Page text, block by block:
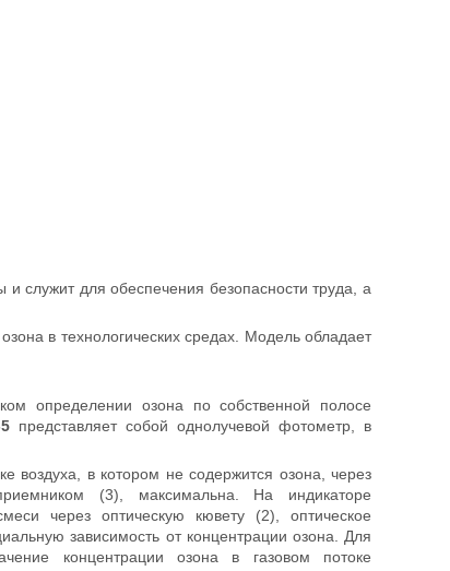
служит для обеспечения безопасности труда, а
в технологических средах. Модель обладает
определении озона по собственной полосе
представляет собой однолучевой фотометр, в
воздуха, в котором не содержится озона, через
(3), максимальна. На индикаторе
через оптическую кювету (2), оптическое
зависимость от концентрации озона. Для
концентрации озона в газовом потоке